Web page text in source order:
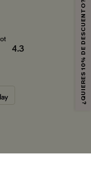
4.3 ¿QUIERES 10% DE DESCUENTO?